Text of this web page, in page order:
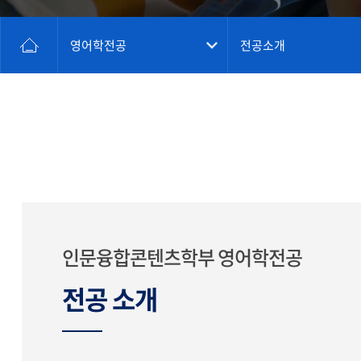
영어학전공 전공소개
인문융합콘텐츠학부 영어학전공
전공 소개